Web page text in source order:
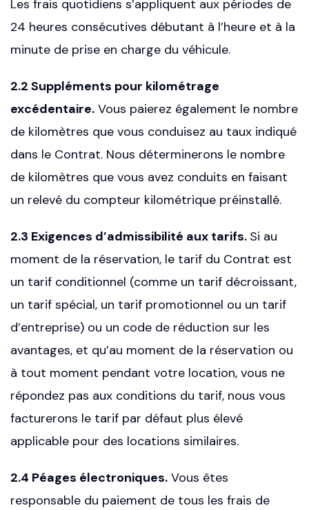
Les frais quotidiens s’appliquent aux périodes de
24 heures consécutives débutant à l’heure et à la
minute de prise en charge du véhicule.
2.2 Suppléments pour kilométrage
excédentaire. Vous paierez également le nombre
de kilomètres que vous conduisez au taux indiqué
dans le Contrat. Nous déterminerons le nombre
de kilomètres que vous avez conduits en faisant
un relevé du compteur kilométrique préinstallé.
2.3 Exigences d’admissibilité aux tarifs. Si au
moment de la réservation, le tarif du Contrat est
un tarif conditionnel (comme un tarif décroissant,
un tarif spécial, un tarif promotionnel ou un tarif
d’entreprise) ou un code de réduction sur les
avantages, et qu’au moment de la réservation ou
à tout moment pendant votre location, vous ne
répondez pas aux conditions du tarif, nous vous
facturerons le tarif par défaut plus élevé
applicable pour des locations similaires.
2.4 Péages électroniques. Vous êtes
responsable du paiement de tous les frais de